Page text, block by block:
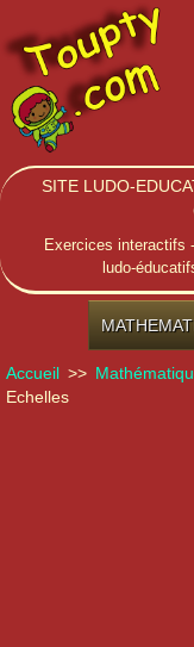
SITE LUDO-
Exercices interactifs
ludo-
Accueil >>
Echelles